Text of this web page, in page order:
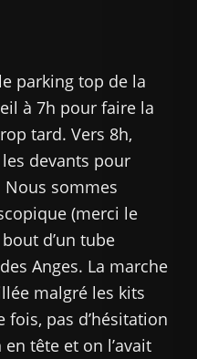
parking top de la
à 7h pour faire la
tard. Vers 8h,
devants pour
Nous sommes
(merci le
d’un tube
Anges. La marche
malgré les kits
fois, pas d’hésitation
en tête et on l’avait